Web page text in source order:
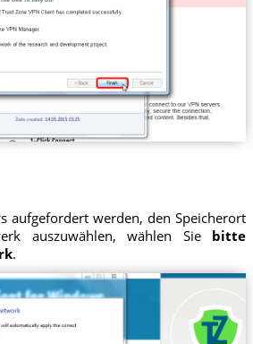
aufgefordert werden, den Speicherort
auszuwählen, wählen Sie bitte
.